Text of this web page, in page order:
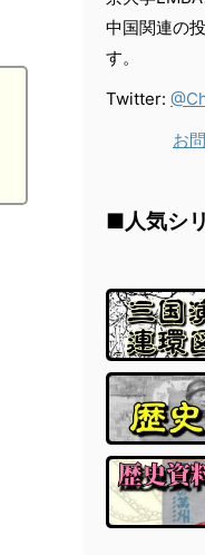
中国関連の
す。
Twitter:
お
■人気シ